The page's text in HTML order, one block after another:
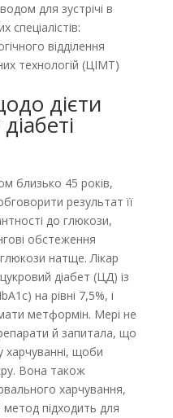
для зустрічі в
спеціалістів:
відділення
технологій (ЦІМТ)
дієти
близько 45 років,
результат її
до глюкози,
обстеження
натще. Лікар
діабет (ЦД) із
на рівні 7,5%, і
метформін. Мері не
й запитала, що
харчуванні, щоби
Вона також
харчування,
підходить для